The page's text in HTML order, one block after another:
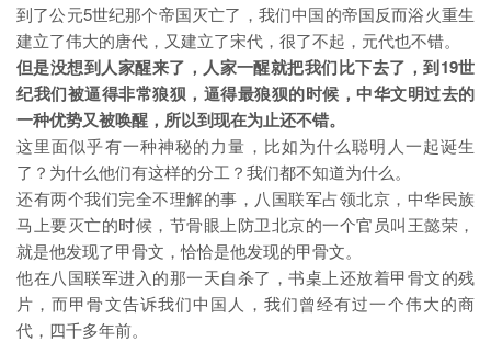
到了公元5世纪那个帝国灭亡了，我们中国的帝国反而浴火重生
建立了伟大的唐代，又建立了宋代，很了不起，元代也不错。
但是没想到人家醒来了，人家一醒就把我们比下去了，到19世
纪我们被逼得非常狼狈，逼得最狼狈的时候，中华文明过去的
一种优势又被唤醒，所以到现在为止还不错。
这里面似乎有一种神秘的力量，比如为什么聪明人一起诞生
了？为什么他们有这样的分工？我们都不知道为什么。
还有两个我们完全不理解的事，八国联军占领北京，中华民族
马上要灭亡的时候，节骨眼上防卫北京的一个官员叫王懿荣，
就是他发现了甲骨文，恰恰是他发现的甲骨文。
他在八国联军进入的那一天自杀了，书桌上还放着甲骨文的残
片，而甲骨文告诉我们中国人，我们曾经有过一个伟大的商
代，四千多年前。